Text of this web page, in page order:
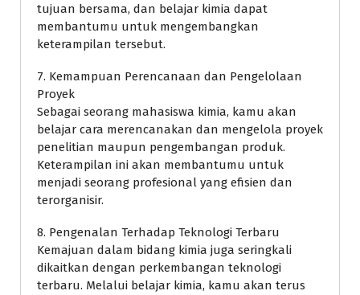
tujuan bersama, dan belajar kimia dapat
membantumu untuk mengembangkan
keterampilan tersebut.
7. Kemampuan Perencanaan dan Pengelolaan
Proyek
Sebagai seorang mahasiswa kimia, kamu akan
belajar cara merencanakan dan mengelola proyek
penelitian maupun pengembangan produk.
Keterampilan ini akan membantumu untuk
menjadi seorang profesional yang efisien dan
terorganisir.
8. Pengenalan Terhadap Teknologi Terbaru
Kemajuan dalam bidang kimia juga seringkali
dikaitkan dengan perkembangan teknologi
terbaru. Melalui belajar kimia, kamu akan terus